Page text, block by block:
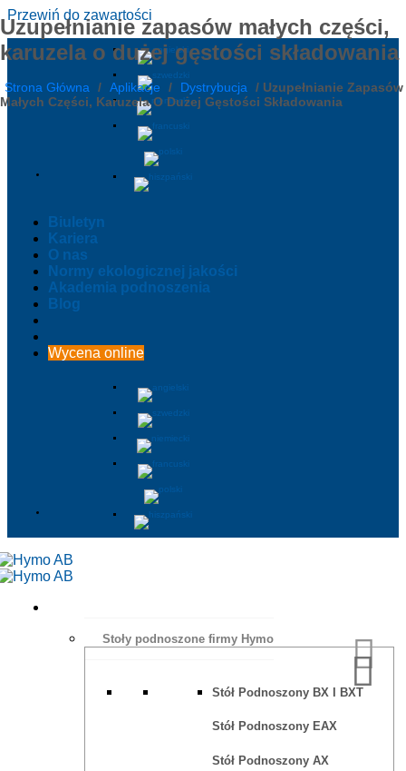
Przewiń do zawartości
Biuletyn
Kariera
O nas
Normy ekologicznej jakości
Akademia podnoszenia
Blog
Wycena online
Stoły podnoszone firmy Hymo
Stół Podnoszony BX I BXT
Stół Podnoszony EAX
Stół Podnoszony AX
Uzupełnianie zapasów małych części,
karuzela o dużej gęstości składowania
Strona Główna / Aplikacje / Dystrybucja / Uzupełnianie Zapasów
Małych Części, Karuzela O Dużej Gęstości Składowania